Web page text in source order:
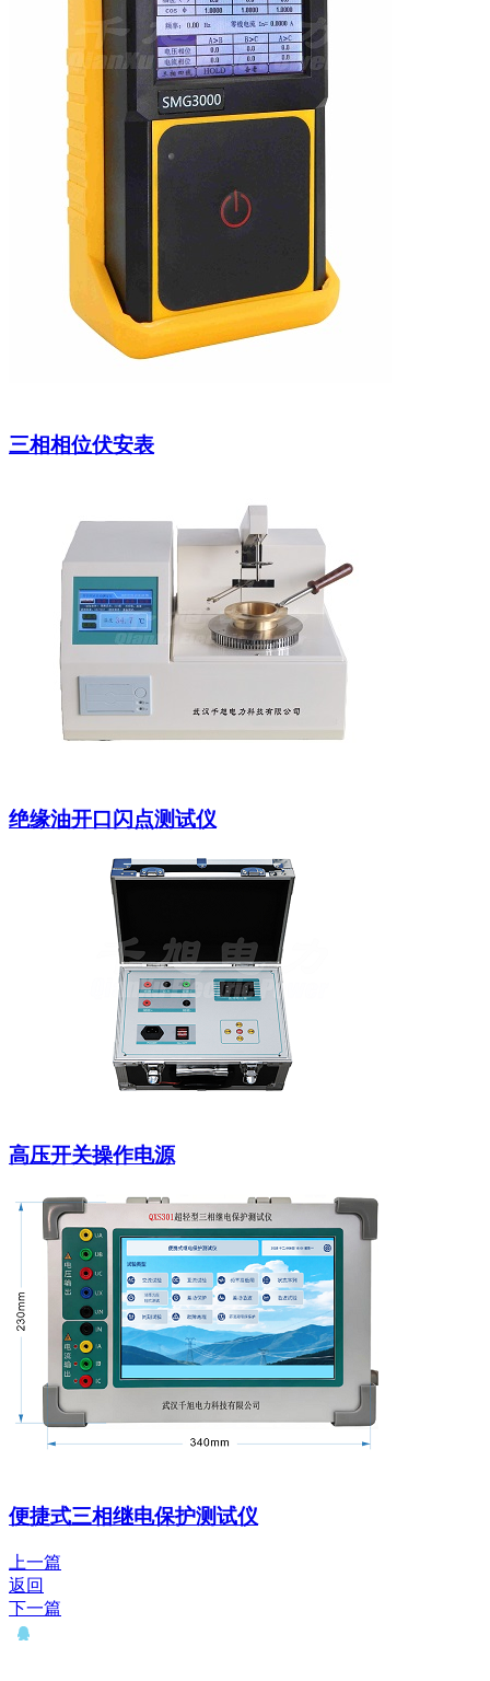
三相相位伏安表
绝缘油开口闪点测试仪
高压开关操作电源
便捷式三相继电保护测试仪
上一篇
返回
下一篇